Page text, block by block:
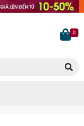
0